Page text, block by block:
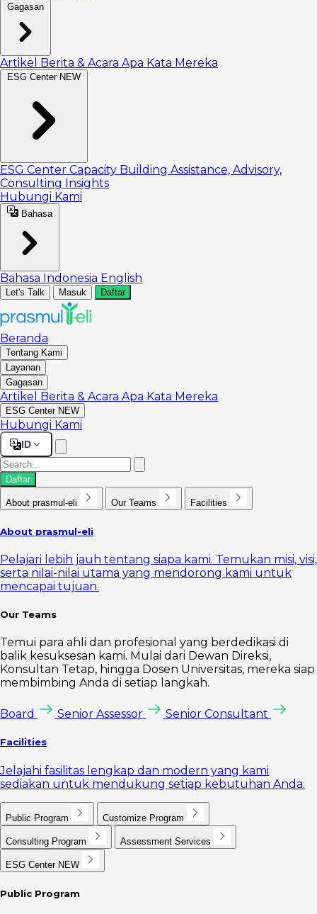
Gagasan
Artikel Berita & Acara Apa Kata Mereka
ESG Center NEW
ESG Center Capacity Building Assistance, Advisory,
Consulting Insights
Hubungi Kami
Bahasa
Bahasa Indonesia English
Let's Talk Masuk Daftar
Beranda
Tentang Kami
Layanan
Gagasan
Artikel Berita & Acara Apa Kata Mereka
ESG Center NEW
Hubungi Kami
ID
Daftar
About prasmul-eli Our Teams Facilities
About prasmul-eli
Pelajari lebih jauh tentang siapa kami. Temukan misi, visi,
serta nilai-nilai utama yang mendorong kami untuk
mencapai tujuan.
Our Teams
Temui para ahli dan profesional yang berdedikasi di
balik kesuksesan kami. Mulai dari Dewan Direksi,
Konsultan Tetap, hingga Dosen Universitas, mereka siap
membimbing Anda di setiap langkah.
Board Senior Assessor Senior Consultant
Facilities
Jelajahi fasilitas lengkap dan modern yang kami
sediakan untuk mendukung setiap kebutuhan Anda.
Public Program Customize Program
Consulting Program Assessment Services
ESG Center NEW
Public Program